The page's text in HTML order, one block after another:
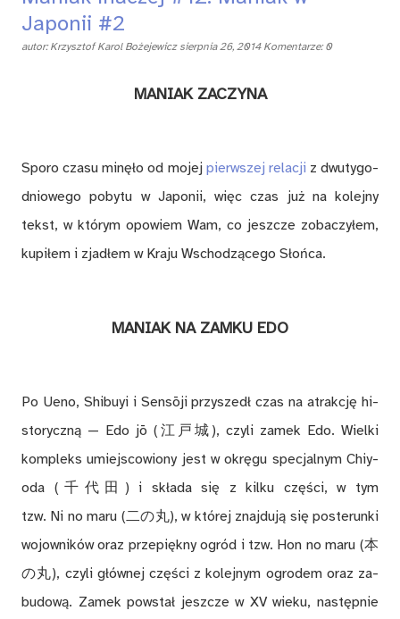
Japonii #2
autor:Krzysztof Karol Bożejewicz sierpnia 26, 2014 Komentarze: 0
MA­NIAK ZA­CZY­NA
Spo­ro cza­su mi­nę­ło od mo­jej pierw­szej re­la­cji z dwu­ty­go­
dnio­we­go po­by­tu w Ja­po­nii, więc czas już na ko­lej­ny
tekst, w któ­rym opo­wiem Wam, co jesz­cze zo­ba­czy­łem,
ku­pi­łem i zja­dłem w Kra­ju Wscho­dzą­ce­go Słoń­ca.
MA­NIAK NA ZAM­KU EDO
Po Ueno, Shi­buyi i Sen­sōji przy­szedł czas na atrak­cję hi­
sto­rycz­ną — Edo jō (江戸城), czy­li za­mek Edo. Wiel­ki
kom­pleks umiej­sco­wio­ny jest w okrę­gu spe­cjal­nym Chiy­
oda (千代田) i skła­da się z kil­ku czę­ści, w tym
tzw. Ni no maru (二の丸), w któ­rej znaj­du­ją się po­ste­run­ki
wo­jow­ni­ków oraz prze­pięk­ny ogród i tzw. Hon no maru (本
の丸), czy­li głów­nej czę­ści z ko­lej­nym ogro­dem oraz za­
bu­do­wą. Za­mek po­wstał jesz­cze w XV wie­ku, na­stęp­nie